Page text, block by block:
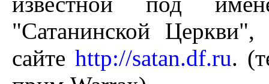
"Сатанинской
сайте http://satan.df.ru.